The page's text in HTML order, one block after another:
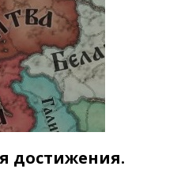
достижения.